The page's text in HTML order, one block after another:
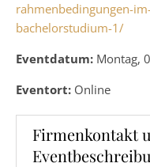
rahmenbedingungen-
bachelorstudium-1/
Eventdatum: Montag,
Eventort: Online
Firmenkontakt